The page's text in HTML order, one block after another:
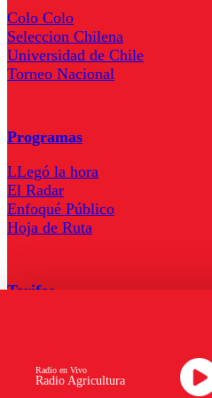
Radio Agricultura
Radio en Vivo
Colo Colo
Seleccion Chilena
Universidad de Chile
Torneo Nacional
Programas
LLegó la hora
El Radar
Enfoqué Público
Hoja de Ruta
Tarifas